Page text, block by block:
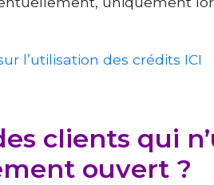
l’utilisation des crédits ICI
clients qui
ouvert ?